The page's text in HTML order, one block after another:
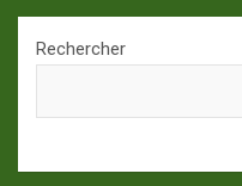
Rechercher